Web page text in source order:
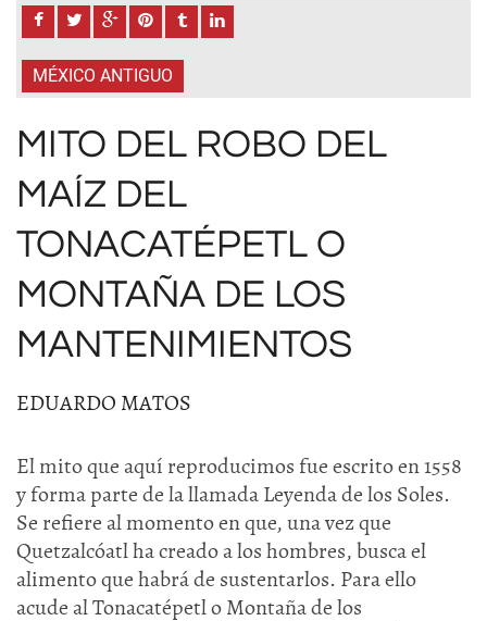
MÉXICO ANTIGUO
MITO DEL ROBO DEL
MAÍZ DEL
TONACATÉPETL O
MONTAÑA DE LOS
MANTENIMIENTOS
EDUARDO MATOS
El mito que aquí reproducimos fue escrito en 1558
y forma parte de la llamada Leyenda de los Soles.
Se refiere al momento en que, una vez que
Quetzalcóatl ha creado a los hombres, busca el
alimento que habrá de sustentarlos. Para ello
acude al Tonacatépetl o Montaña de los